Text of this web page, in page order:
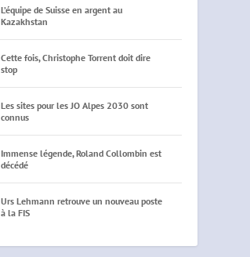
L’équipe de Suisse en argent au
Kazakhstan
Cette fois, Christophe Torrent doit dire
stop
Les sites pour les JO Alpes 2030 sont
connus
Immense légende, Roland Collombin est
décédé
Urs Lehmann retrouve un nouveau poste
à la FIS